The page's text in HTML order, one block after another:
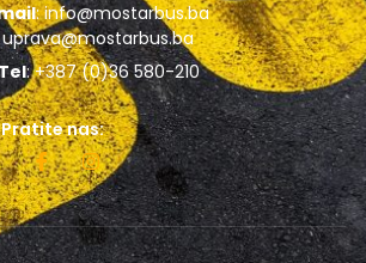
:info@mostarbus.ba
uprava@mostarbus.ba
: +387 (0)36 580-210
Pratite nas: